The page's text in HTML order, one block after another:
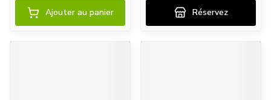
Ajouter au panier Réservez